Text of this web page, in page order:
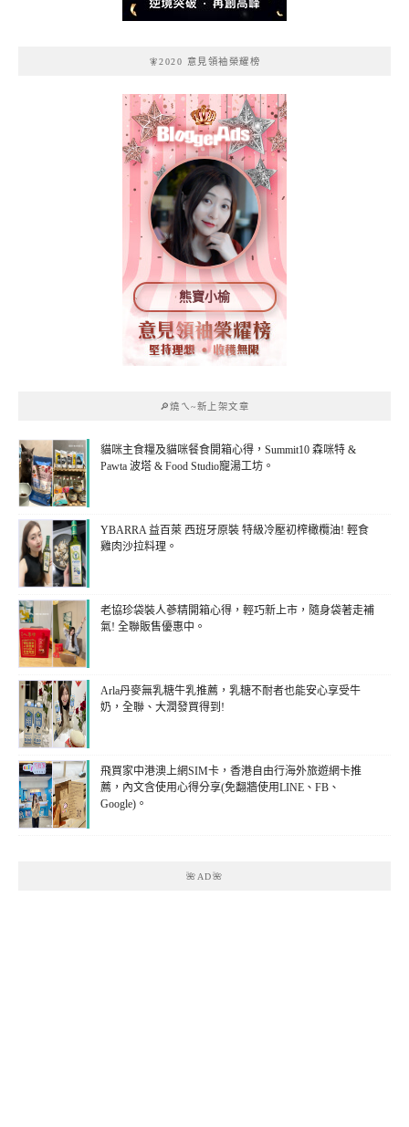
🧚2020 意見領袖榮耀榜
熊寶小榆
🔎燒ㄟ~新上架文章
貓咪主食糧及貓咪餐食開箱心得，Summit10 森咪特 &
Pawta 波塔 & Food Studio寵湯工坊。
YBARRA 益百萊 西班牙原裝 特級冷壓初榨橄欖油! 輕食
雞肉沙拉料理。
老協珍袋裝人蔘精開箱心得，輕巧新上市，隨身袋著走補
氣! 全聯販售優惠中。
Arla丹麥無乳糖牛乳推薦，乳糖不耐者也能安心享受牛
奶，全聯、大潤發買得到!
飛買家中港澳上網SIM卡，香港自由行海外旅遊網卡推
薦，內文含使用心得分享(免翻牆使用LINE、FB、
Google)。
🌺AD🌺